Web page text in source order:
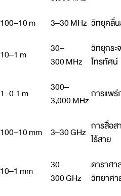
100–10 m 3–30 MHz วิทยุคลื่
10–1 m
30–
300 MHz
วิทยุกระ
โทรทัศน์
1–0.1 m
300–
3,000 MHz
การแพร่
100–10 mm 3–30 GHz การสื่อส
ไร้สาย
10–1 mm
30–
300 GHz
ดาราศา
วิทยาศา